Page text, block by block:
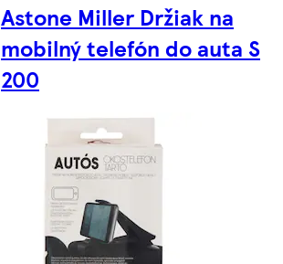
Astone Miller Držiak na
mobilný telefón do auta S
200